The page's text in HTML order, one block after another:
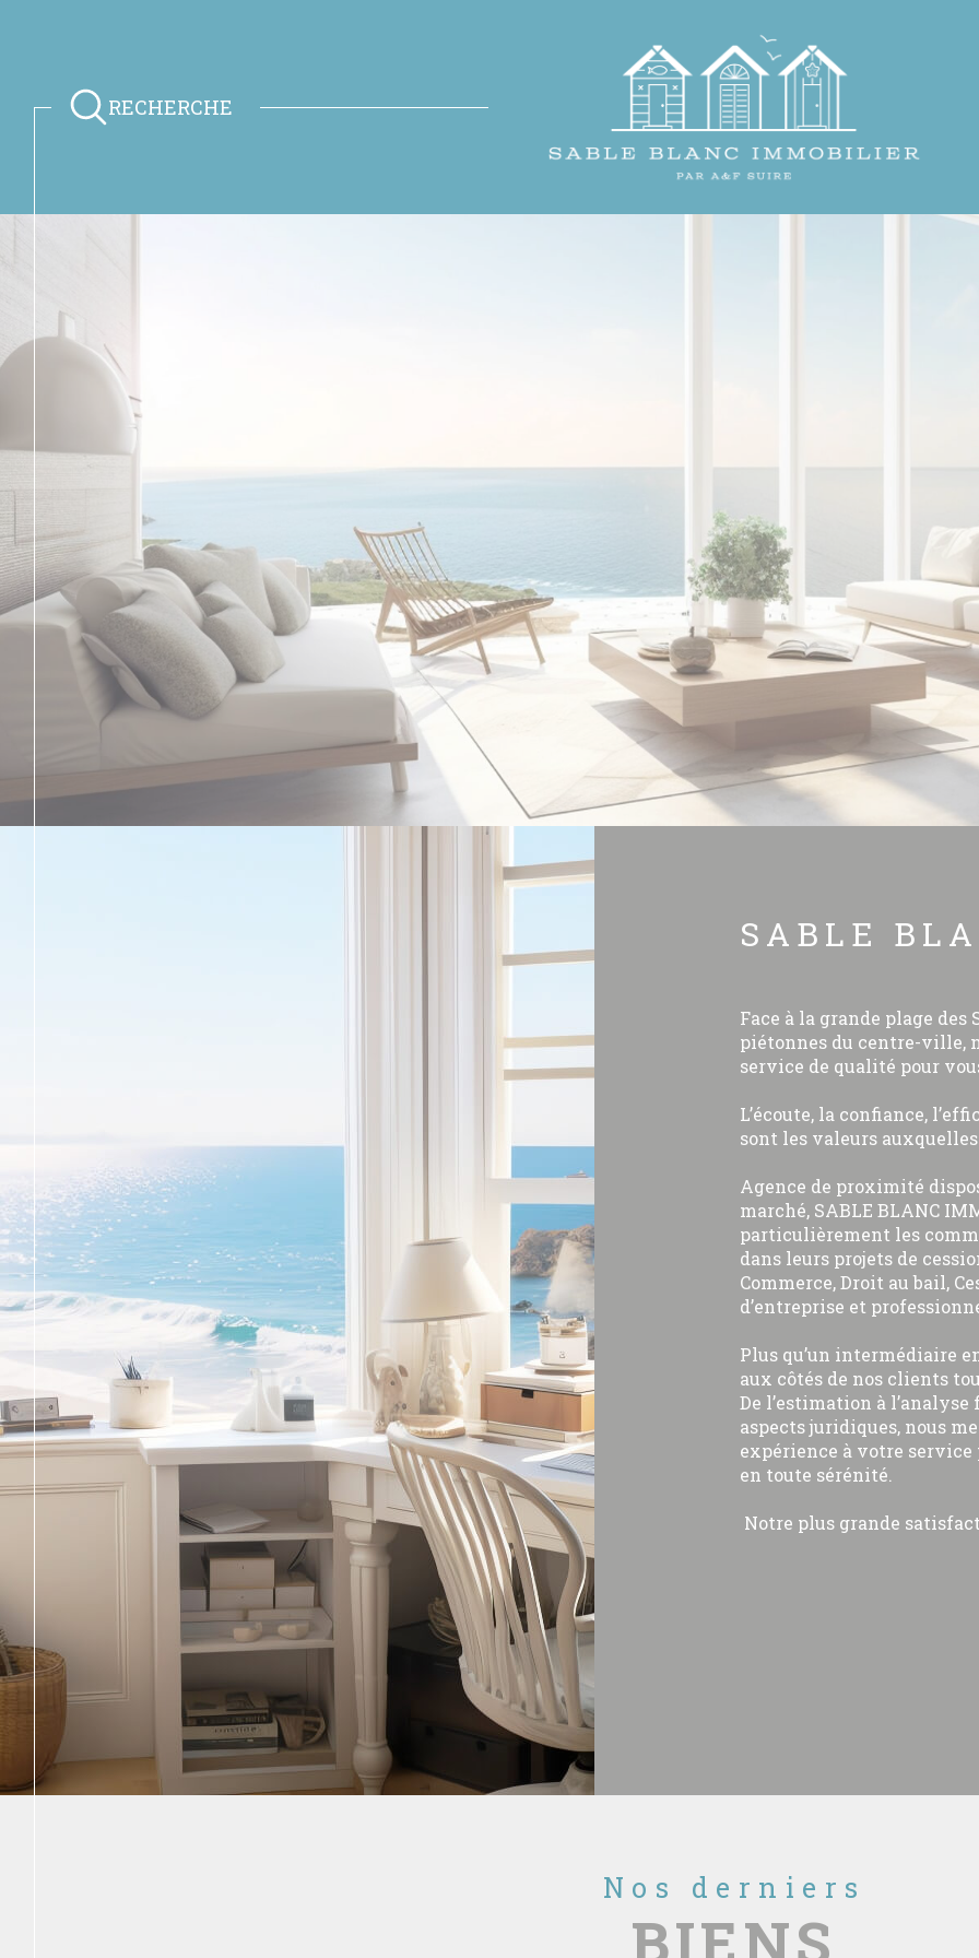
RECHERCHE
SABLE
Face à la grande plage des
piétonnes du centre-ville,
service de qualité pour
L’écoute, la confiance,
sont les valeurs
Agence de proximité
marché, SABLE BLANC
particulièrement les
dans leurs projets de
Commerce, Droit au bail,
d’entreprise et
Plus qu’un intermédiaire
aux côtés de nos clients
De l’estimation à
aspects juridiques, nous
expérience à votre
en toute sérénité.
Notre plus grande
Nos derniers
BIENS